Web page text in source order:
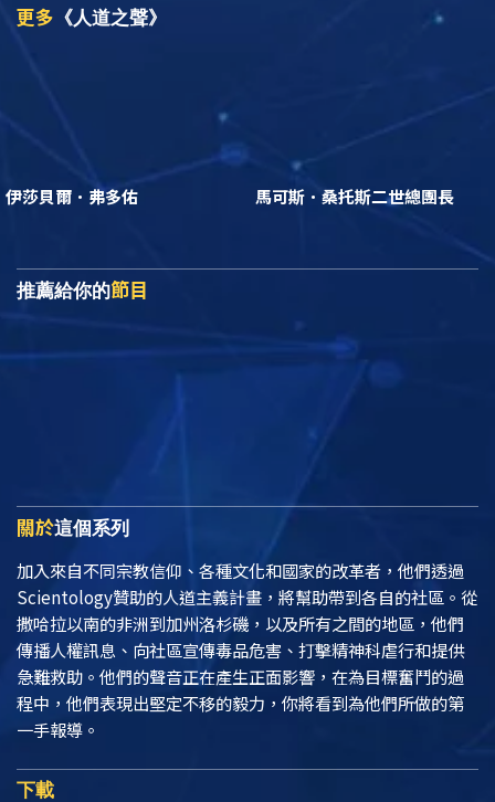
更多 《人道之聲》
伊莎貝爾．弗多佑 馬可斯．桑托斯二世總團長
推薦給你的節目
關於這個系列
加入來自不同宗教信仰、各種文化和國家的改革者，他們透過
Scientology贊助的人道主義計畫，將幫助帶到各自的社區。從
撒哈拉以南的非洲到加州洛杉磯，以及所有之間的地區，他們
傳播人權訊息、向社區宣傳毒品危害、打擊精神科虐行和提供
急難救助。他們的聲音正在產生正面影響，在為目標奮鬥的過
程中，他們表現出堅定不移的毅力，你將看到為他們所做的第
一手報導。
下載